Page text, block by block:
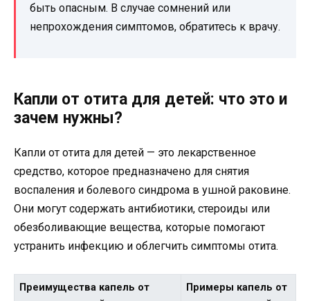
быть опасным. В случае сомнений или
непрохождения симптомов, обратитесь к врачу.
Капли от отита для детей: что это и
зачем нужны?
Капли от отита для детей — это лекарственное
средство, которое предназначено для снятия
воспаления и болевого синдрома в ушной раковине.
Они могут содержать антибиотики, стероиды или
обезболивающие вещества, которые помогают
устранить инфекцию и облегчить симптомы отита.
Преимущества капель от
Примеры капель от